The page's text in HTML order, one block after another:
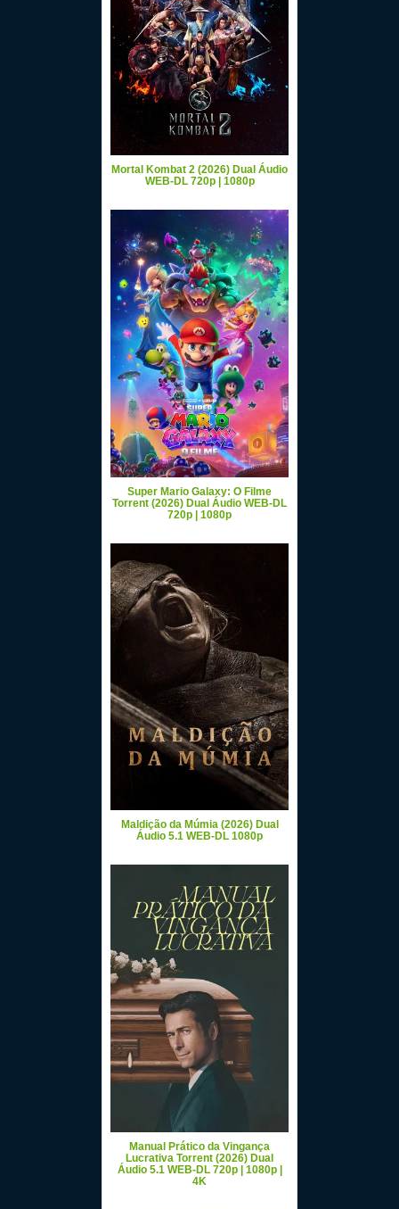
Mortal Kombat 2 (2026) Dual Áudio
WEB-DL 720p | 1080p
Super Mario Galaxy: O Filme
Torrent (2026) Dual Áudio WEB-DL
720p | 1080p
Maldição da Múmia (2026) Dual
Áudio 5.1 WEB-DL 1080p
Manual Prático da Vingança
Lucrativa Torrent (2026) Dual
Áudio 5.1 WEB-DL 720p | 1080p |
4K